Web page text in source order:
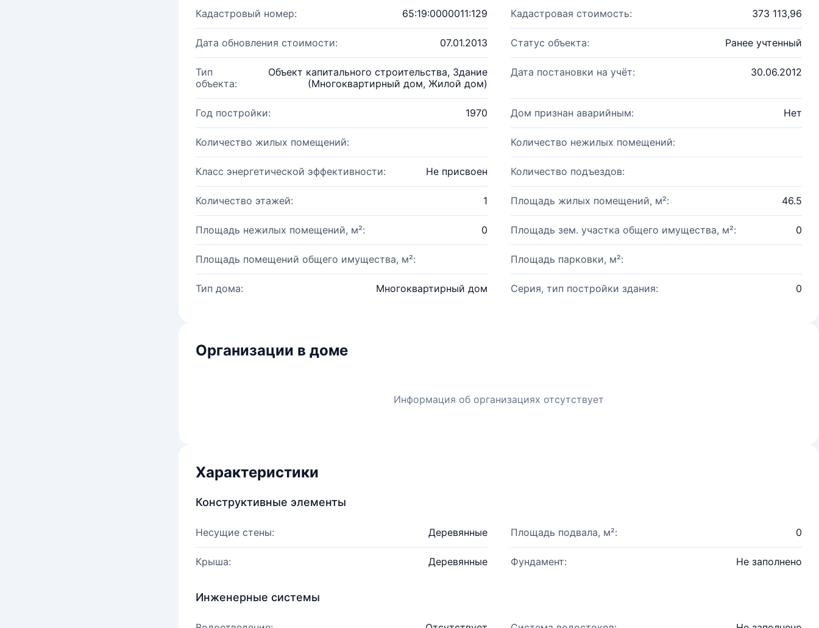
Кадастровый номер: 65:19:0000011:129 Кадастровая стоимость: 373 113,96
Дата обновления стоимости: 07.01.2013 Статус объекта: Ранее учтенный
Тип
объекта:
Объект капитального строительства, Здание
(Многоквартирный дом, Жилой дом)
Дата постановки на учёт: 30.06.2012
Год постройки: 1970 Дом признан аварийным: Нет
Количество жилых помещений: Количество нежилых помещений:
Класс энергетической эффективности: Не присвоен Количество подъездов:
Количество этажей: 1 Площадь жилых помещений, м²: 46.5
Площадь нежилых помещений, м²: 0 Площадь зем. участка общего имущества, м²: 0
Площадь помещений общего имущества, м²: Площадь парковки, м²:
Тип дома: Многоквартирный дом Серия, тип постройки здания: 0
Организации в доме
Информация об организациях отсутствует
Характеристики
Конструктивные элементы
Несущие стены: Деревянные Площадь подвала, м²: 0
Крыша: Деревянные Фундамент: Не заполнено
Инженерные системы